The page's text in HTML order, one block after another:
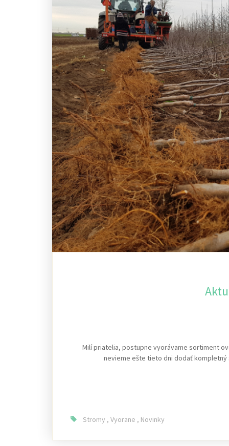
Milí priatelia, postupne vyorávame sortiment
nevieme ešte tieto dni dodať kompletný
Stromy , Vyorane , Novinky